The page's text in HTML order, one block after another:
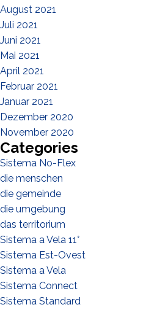
August 2021
Juli 2021
Juni 2021
Mai 2021
April 2021
Februar 2021
Januar 2021
Dezember 2020
November 2020
Categories
Sistema No-Flex
die menschen
die gemeinde
die umgebung
das territorium
Sistema a Vela 11°
Sistema Est-Ovest
Sistema a Vela
Sistema Connect
Sistema Standard